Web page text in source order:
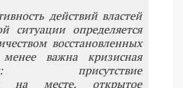
действий властей
ситуации определяется
восстановленных
важна кризисная
присутствие
на месте, открытое